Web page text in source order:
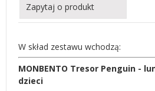
Zapytaj o produkt
W skład zestawu wchodzą:
MONBENTO Tresor Penguin -
dzieci